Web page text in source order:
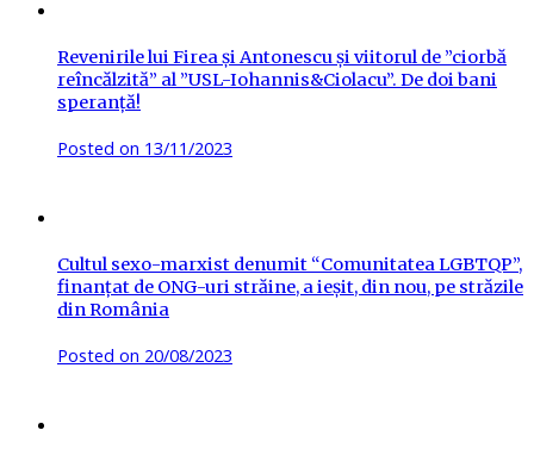
Revenirile lui Firea și Antonescu și viitorul de ”ciorbă
reîncălzită” al ”USL-Iohannis&Ciolacu”. De doi bani
speranță!
Posted on 13/11/2023
Cultul sexo-marxist denumit “Comunitatea LGBTQP”,
finanțat de ONG-uri străine, a ieșit, din nou, pe străzile
din România
Posted on 20/08/2023